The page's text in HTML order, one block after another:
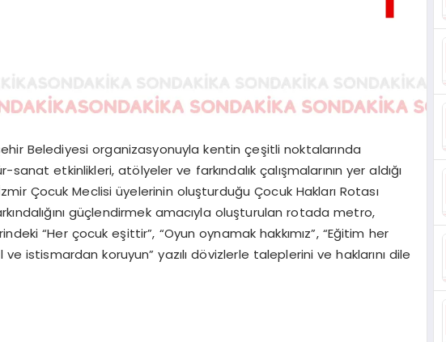
Belediyesi organizasyonuyla kentin çeşitli noktalarında
etkinlikleri, atölyeler ve farkındalık çalışmalarının yer aldığı
Çocuk Meclisi üyelerinin oluşturduğu Çocuk Hakları Rotası
güçlendirmek amacıyla oluşturulan rotada metro,
“Her çocuk eşittir”, “Oyun oynamak hakkımız”, “Eğitim her
istismardan koruyun” yazılı dövizlerle taleplerini ve haklarını dile